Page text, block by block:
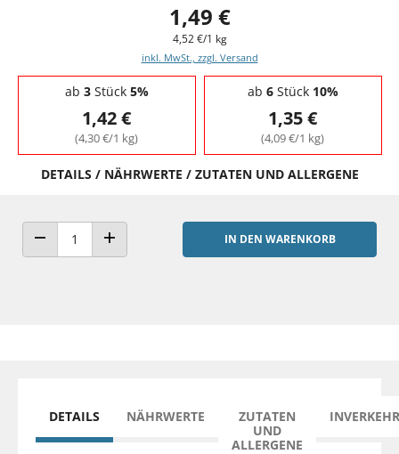
1,49 €
4,52 €/1 kg
inkl. MwSt., zzgl. Versand
Staffelpreise - Mengenrabatt
ab 3Stück 5%
1,42 €
(4,30 €/1 kg)
ab 6Stück 10%
1,35 €
(4,09 €/1 kg)
DETAILS / NÄHRWERTE / ZUTATEN UND ALLERGENE
ANZAHL VERRINGERNANZAHL ERHÖHEN
IN DEN WARENKORB
DETAILS NÄHRWERTE
ZUTATEN
UND
ALLERGENE